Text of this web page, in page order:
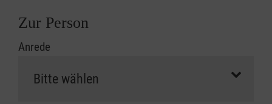
Zur Person
Anrede